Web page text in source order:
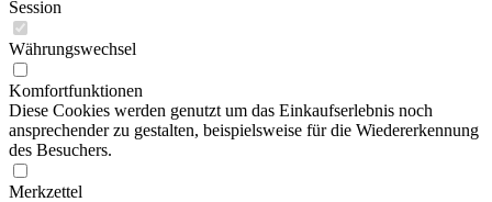
Session
Währungswechsel
Komfortfunktionen
Diese Cookies werden genutzt um das Einkaufserlebnis noch
ansprechender zu gestalten, beispielsweise für die Wiedererkennung
des Besuchers.
Merkzettel